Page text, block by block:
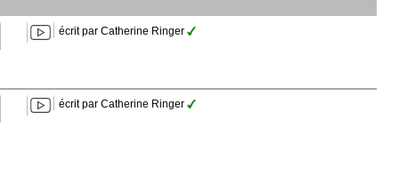
écrit par Catherine Ringer
écrit par Catherine Ringer